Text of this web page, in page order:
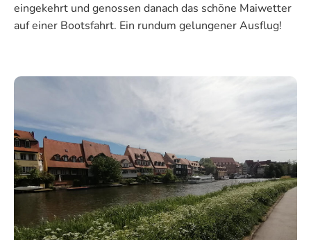
eingekehrt und genossen danach das schöne Maiwetter
auf einer Bootsfahrt. Ein rundum gelungener Ausflug!